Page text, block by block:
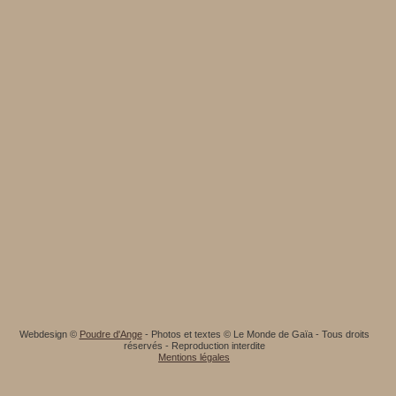
Webdesign © Poudre d'Ange- Photos et textes © Le Monde de Gaïa - Tous droits
réservés - Reproduction interdite
Mentions légales